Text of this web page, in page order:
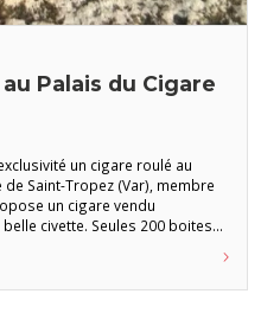
Palais du Cigare
un cigare roulé au
Saint-Tropez (Var), membre
un cigare vendu
civette. Seules 200 boites
du Cigare Saint-Tropez est